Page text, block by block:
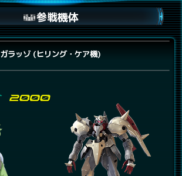
参戦機体
ガラッゾ (ヒリング・ケア機)